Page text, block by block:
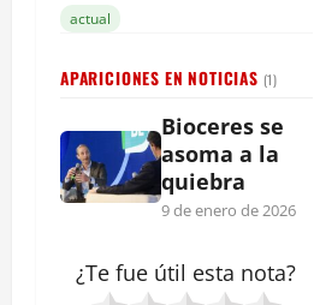
actual
APARICIONES EN NOTICIAS (1)
Bioceres se
asoma a la
quiebra
9 de enero de 2026
¿Te fue útil esta nota?